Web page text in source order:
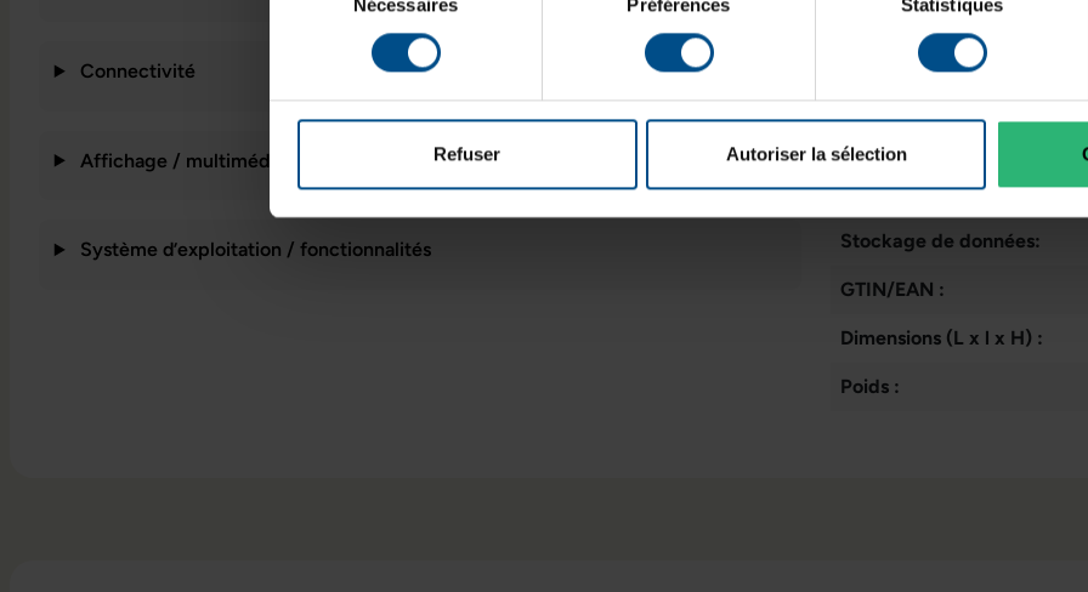
consentement
Nécessaires Préférences Statistiques
Refuser Autoriser la sélection
Connectivité
Affichage / multimédia
Système d’exploitation / fonctionnalités
Type de produit:
WiFi:
Mémoire vive:
Processeur:
Stockage de données:
GTIN/EAN :
Dimensions (L x l x H) :
Poids :